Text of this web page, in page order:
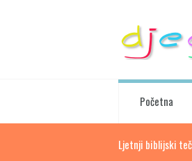
Početna
Ljetnji biblijski